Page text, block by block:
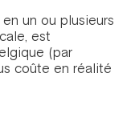
un ou plusieurs
est
(par
coûte en réalité